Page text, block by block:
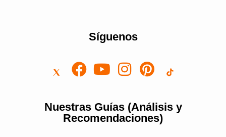
Síguenos
Nuestras Guías (Análisis y
Recomendaciones)